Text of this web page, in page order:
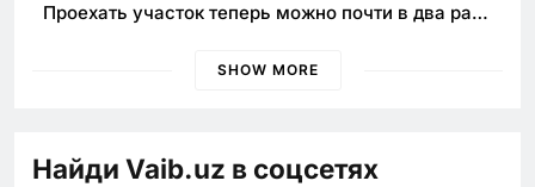
Проехать участок теперь можно почти в два раза
SHOW MORE
Найди Vaib.uz в соцсетях